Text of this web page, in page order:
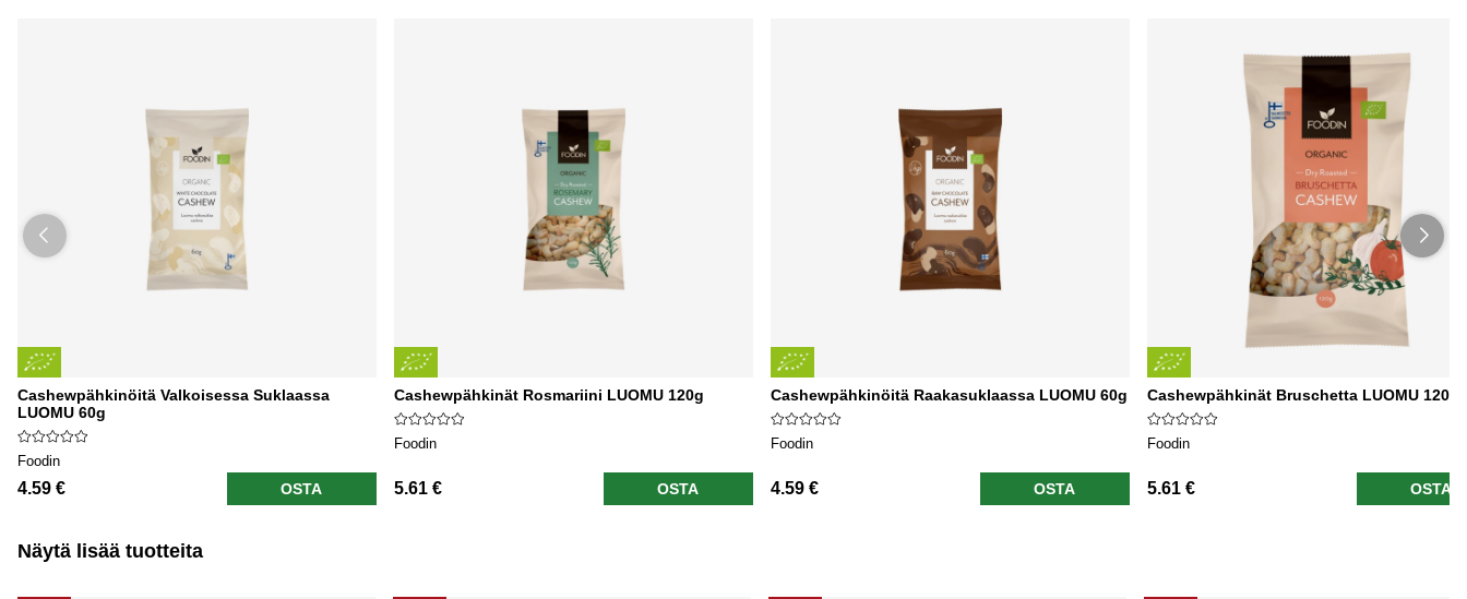
Cashewpähkinöitä Valkoisessa Suklaassa
LUOMU 60g
Foodin
4.59 € OSTA
Cashewpähkinät Rosmariini LUOMU 120g
Foodin
5.61 € OSTA
Cashewpähkinöitä Raakasuklaassa LUOMU 60g
Foodin
4.59 € OSTA
Cashewpähkinät Bruschetta LUOMU 120g
Foodin
5.61 € OSTA
Näytä lisää tuotteita